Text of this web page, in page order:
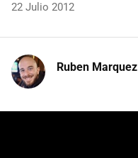
22 Julio 2012
Ruben Marquez